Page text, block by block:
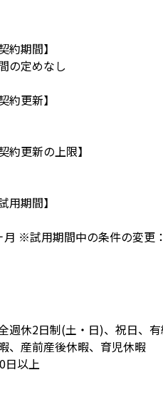
約期間】
の定めなし
約更新】
約更新の上限】
用期間】
月 ※試用期間中の条件の変更
週休2日制(土・日)、祝日、
、産前産後休暇、育児休暇
日以上